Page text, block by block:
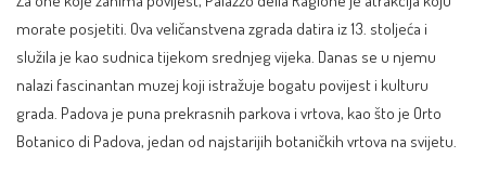
morate posjetiti. Ova veličanstvena zgrada datira iz 13. stoljeća i
služila je kao sudnica tijekom srednjeg vijeka. Danas se u njemu
nalazi fascinantan muzej koji istražuje bogatu povijest i kulturu
grada. Padova je puna prekrasnih parkova i vrtova, kao što je Orto
Botanico di Padova, jedan od najstarijih botaničkih vrtova na svijetu.